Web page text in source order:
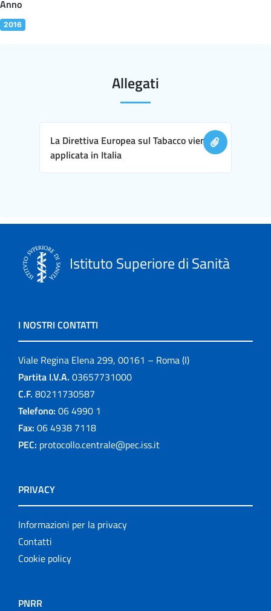
Anno
2016
Allegati
La Direttiva Europea sul Tabacco viene
applicata in Italia
Istituto Superiore di Sanità
I NOSTRI CONTATTI
Viale Regina Elena 299, 00161 – Roma (I)
Partita I.V.A. 03657731000
C.F. 80211730587
Telefono: 06 4990 1
Fax: 06 4938 7118
PEC: protocollo.centrale@pec.iss.it
PRIVACY
Informazioni per la privacy
Contatti
Cookie policy
PNRR